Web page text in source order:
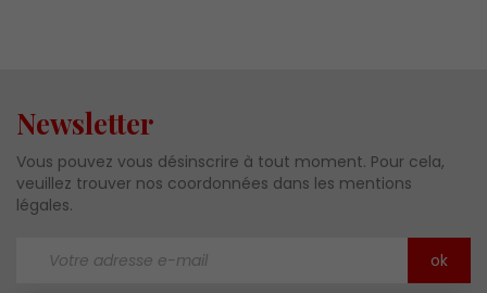
Newsletter
Vous pouvez vous désinscrire à tout moment. Pour cela,
veuillez trouver nos coordonnées dans les mentions
légales.